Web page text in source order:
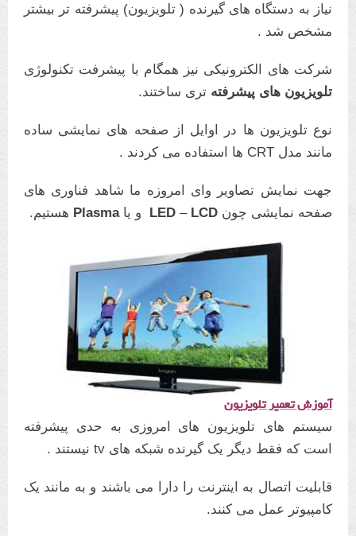
نیاز به دستگاه های گیرنده ( تلویزیون) پیشرفته تر بیشتر
مشخص شد .
شرکت های الکترونیکی نیز همگام با پیشرفت تکنولوژی
تلویزیون های پیشرفته تری ساختند.
نوع تلویزیون ها در اوایل از صفحه های نمایشی ساده
مانند مدل CRT ها استفاده می کردند .
جهت نمایش تصاویر وای امروزه ما شاهد فناوری های
صفحه نمایشی چون
LED – LCD و یاPlasma هستیم.
آموزش تعمیر تلویزیون
سیستم های تلویزیون های امروزی به حدی پیشرفته
است که فقط دیگر یک گیرنده شبکه های tv نیستند .
قابلیت اتصال به اینترنت را دارا می باشند و به مانند یک
کامپیوتر عمل می کنند.